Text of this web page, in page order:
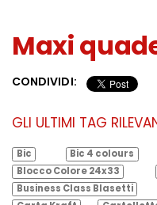
Maxi
CONDIVIDI:
GLI ULTIMI TAG
Bic Bic 4 colours
Blocco Colore 24x33
Business Class Blasetti